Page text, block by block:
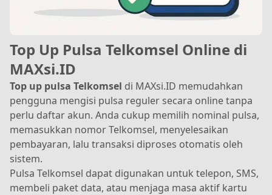
Top Up Pulsa Telkomsel Online di
MAXsi.ID
Top up pulsa Telkomsel di MAXsi.ID memudahkan
pengguna mengisi pulsa reguler secara online tanpa
perlu daftar akun. Anda cukup memilih nominal pulsa,
memasukkan nomor Telkomsel, menyelesaikan
pembayaran, lalu transaksi diproses otomatis oleh
sistem.
Pulsa Telkomsel dapat digunakan untuk telepon, SMS,
membeli paket data, atau menjaga masa aktif kartu